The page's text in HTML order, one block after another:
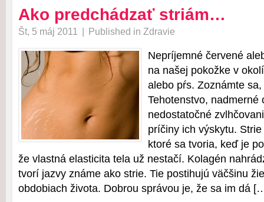
Ako predchádzať striám…
Št, 5 máj 2011 | Published in Zdravie
Nepríjemné červené
na našej pokožke v
alebo pŕs. Zoznámte
Tehotenstvo, nadmerné
nedostatočné
príčiny ich výskytu.
ktoré sa tvoria, keď je
že vlastná elasticita tela už nestačí. Kolagén
tvorí jazvy známe ako strie. Tie postihujú väčšinu
obdobiach života. Dobrou správou je, že sa im dá